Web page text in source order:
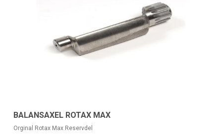
BALANSAXEL ROTAX MAX
Orginal Rotax Max Reservdel